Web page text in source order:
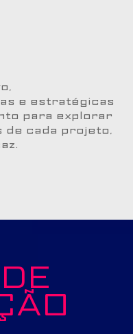
e estratégicas
para explorar
cada projeto,